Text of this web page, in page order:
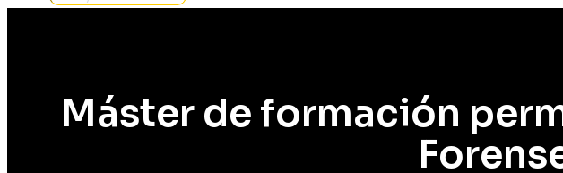
Máster de formación